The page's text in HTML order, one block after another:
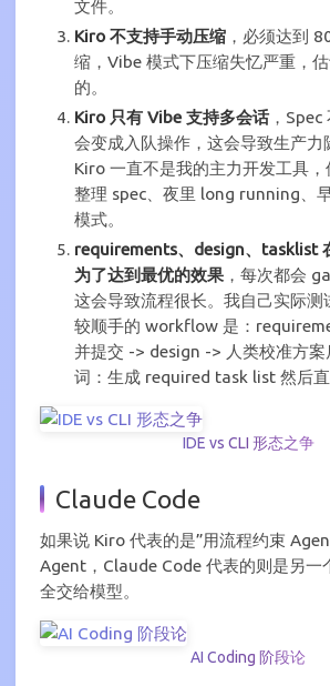
文件。
Kiro 不支持手动压缩，必须达到
缩，Vibe 模式下压缩失忆严重，
的。
Kiro 只有 Vibe 支持多会话，Spec
会变成入队操作，这会导致生产力
Kiro 一直不是我的主力开发工具
整理 spec、夜里 long running、
模式。
requirements、design、tasklist
为了达到最优的效果，每次都会
这会导致流程很长。我自己实际测
较顺手的 workflow 是：
并提交 -> design -> 人类校准方
词：生成 required task list 然后直
IDE vs CLI 形态之争
Claude Code
如果说 Kiro 代表的是”用流程约束
Agent，Claude Code 代表的则是另一
全交给模型。
AI Coding 阶段论